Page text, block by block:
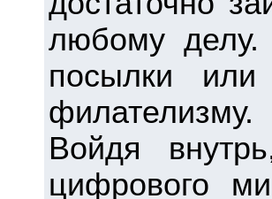
любому делу.
посылки или
филателизму.
Войдя
цифрового